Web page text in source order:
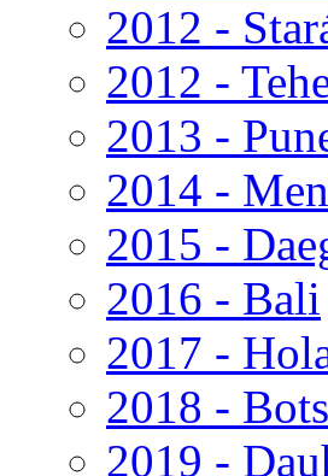
2012 -
2012 -
2013 -
2014 -
2015 -
2016 - Bali
2017 -
2018 -
2019 -